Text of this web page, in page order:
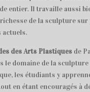
entier. Il travaille aussi
de la sculpture sur
actuels.
des Arts Plastiquesde
le domaine de la
les étudiants y
en étant encouragés à